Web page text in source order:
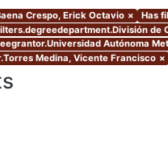
Crespo, Erick Octavio × Has
de
Autónoma
Medina, Vicente Francisco ×